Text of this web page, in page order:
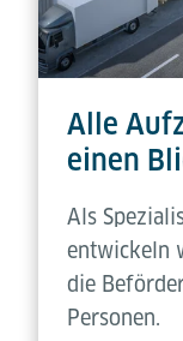
Alle
einen
Als
entwickeln
die
Personen.